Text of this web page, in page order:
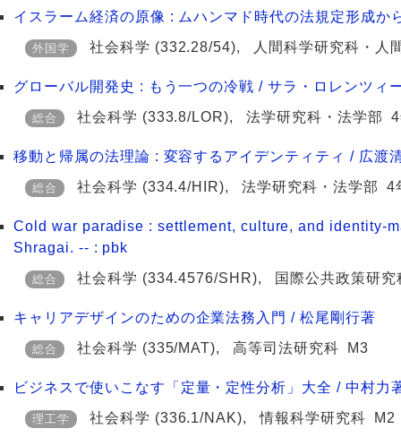
イスラーム経済の原像 : ムハンマド時代の法規定形成
外国学 社会科学 (332.28/54), 人間科学研究科・人
グローバル開発史 : もう一つの冷戦 / サラ・ロレンツィ
総合 社会科学 (333.8/LOR),法学研究科・法学部
移動と帰属の法理論 : 変容するアイデンティティ / 広渡
総合 社会科学 (334.4/HIR),法学研究科・法学部 4
Cold war paradise : settlement, culture, and identity-
Shragai. -- : pbk
総合 社会科学 (334.4576/SHR), 国際公共政策研究
キャリアデザインのための企業法務入門 / 松尾剛行著
総合 社会科学 (335/MAT),高等司法研究科 M3
ビジネスで使いこなす「定量・定性分析」大全 / 中村力
理工学 社会科学 (336.1/NAK),情報科学研究科 M2